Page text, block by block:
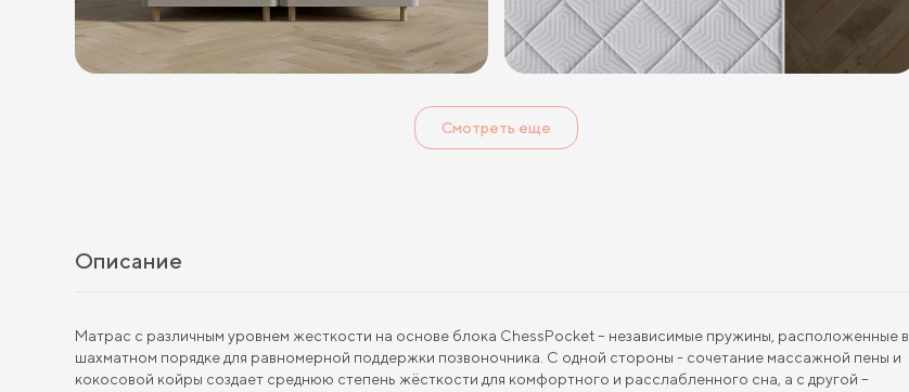
Смотреть еще
Описание
Матрас с различным уровнем жесткости на основе блока ChessPocket – независимые пружины, расположенные в
шахматном порядке для равномерной поддержки позвоночника. С одной стороны - сочетание массажной пены и
кокосовой койры создает среднюю степень жёсткости для комфортного и расслабленного сна, а с другой –